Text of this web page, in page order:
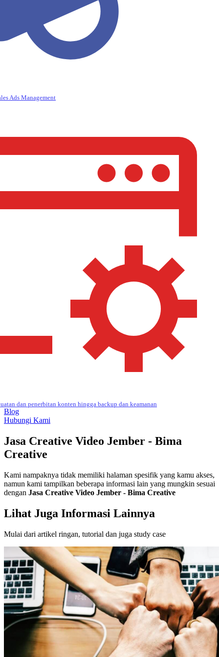
Ads Management
dan penerbitan konten hingga backup dan keamanan
Blog
Hubungi Kami
Jasa Creative Video Jember - Bima
Creative
Kami nampaknya tidak memiliki halaman spesifik yang kamu akses,
namun kami tampilkan beberapa informasi lain yang mungkin sesuai
dengan Jasa Creative Video Jember - Bima Creative
Lihat Juga Informasi Lainnya
Mulai dari artikel ringan, tutorial dan juga study case